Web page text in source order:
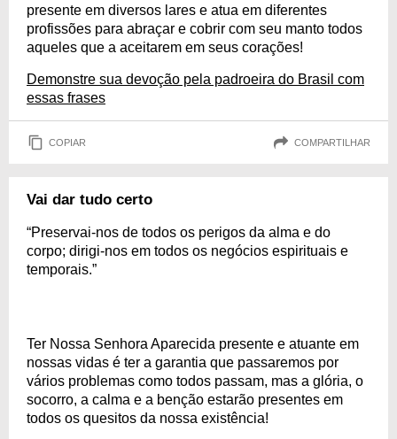
presente em diversos lares e atua em diferentes
profissões para abraçar e cobrir com seu manto todos
aqueles que a aceitarem em seus corações!
Demonstre sua devoção pela padroeira do Brasil com
essas frases
COPIAR COMPARTILHAR
Vai dar tudo certo
“Preservai-nos de todos os perigos da alma e do
corpo; dirigi-nos em todos os negócios espirituais e
temporais.”
Ter Nossa Senhora Aparecida presente e atuante em
nossas vidas é ter a garantia que passaremos por
vários problemas como todos passam, mas a glória, o
socorro, a calma e a benção estarão presentes em
todos os quesitos da nossa existência!